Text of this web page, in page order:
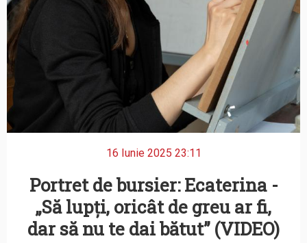
16 Iunie 2025 23:11
Portret de bursier: Ecaterina -
„Să lupți, oricât de greu ar fi,
dar să nu te dai bătut” (VIDEO)